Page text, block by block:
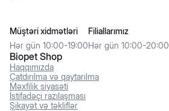
Biopet Shop
Haqqımızda
Çatdırılma və qaytarılma
Məxfilik siyasəti
İstifadəçi razılaşması
Şikayət və təkliflər
Müştəri xidmətləri
Hər gün 10:00-19:00
Filiallarımız
Hər gün 10:00-20:00